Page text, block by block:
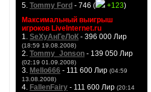
5. Tommy Ford - 746 ( +123)
Максимальный выигрыш
игроков LiveInternet.ru
1. SeXyАнГеЛоК - 396 000 Лир
(18:59 19.08.2008)
2. Tommy_Jonson - 139 050 Лир
(02:19 01.09.2008)
3. Mello666 - 111 600 Лир (04:59
13.08.2008)
4. FallenFairy - 111 600 Лир (20:14